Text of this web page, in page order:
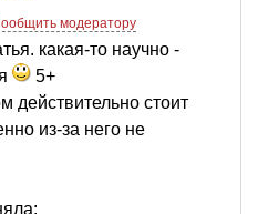
модератору
какая-то научно -
5+
действительно стоит
из-за него не